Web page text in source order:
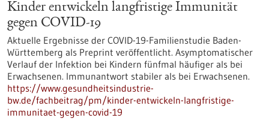
Kinder entwickeln langfristige Immunität
gegen COVID-19
Aktuelle Ergebnisse der COVID-19-Familienstudie Baden-
Württemberg als Preprint veröffentlicht. Asymptomatischer
Verlauf der Infektion bei Kindern fünfmal häufiger als bei
Erwachsenen. Immunantwort stabiler als bei Erwachsenen.
https://www.gesundheitsindustrie-
bw.de/fachbeitrag/pm/kinder-entwickeln-langfristige-
immunitaet-gegen-covid-19